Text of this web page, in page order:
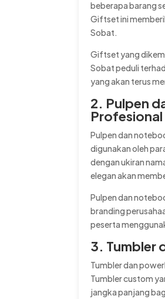
beberapa barang
Giftset ini
Sobat.
Giftset yang
Sobat peduli
yang akan terus
2. Pulpen
Profesional
Pulpen dan
digunakan oleh
dengan ukiran
elegan akan
Pulpen dan
branding
peserta
3. Tumbler
Tumbler dan
Tumbler custom
jangka panjang